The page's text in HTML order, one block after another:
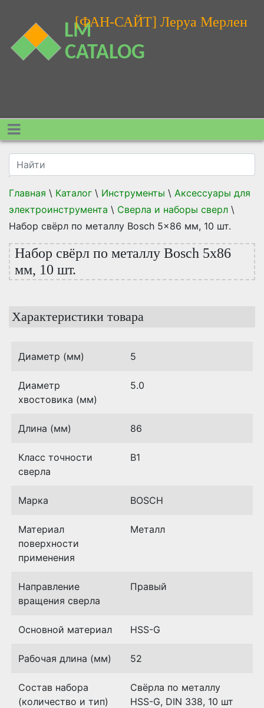
[ФАН-САЙТ] Леруа Мерлен
Главная \ Каталог \ Инструменты \ Аксессуары для
электроинструмента \ Сверла и наборы сверл \
Набор свёрл по металлу Bosch 5x86 мм, 10 шт.
Набор свёрл по металлу Bosch 5x86
мм, 10 шт.
Характеристики товара
Диаметр (мм) 5
Диаметр
хвостовика (мм)
5.0
Длина (мм) 86
Класс точности
сверла
B1
Марка BOSCH
Материал
поверхности
применения
Металл
Направление
вращения сверла
Правый
Основной материал HSS-G
Рабочая длина (мм) 52
Состав набора
(количество и тип)
Свёрла по металлу
HSS-G, DIN 338, 10 шт